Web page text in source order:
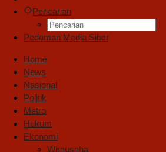
Pencarian
Pedoman Media Siber
Home
News
Nasional
Politik
Metro
Hukum
Ekonomi
Wirausaha